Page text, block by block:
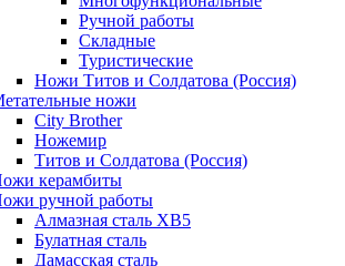
Ручной работы
Складные
Туристические
Ножи Титов и Солдатова (Россия)
ножи
City Brother
Ножемир
Титов и Солдатова (Россия)
керамбиты
ручной работы
Алмазная сталь ХВ5
Булатная сталь
Дамасская сталь